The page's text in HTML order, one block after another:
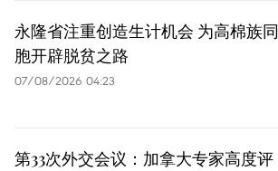
永隆省注重创造生计机会 为高棉族同
胞开辟脱贫之路
07/08/2026 04:23
第33次外交会议：加拿大专家高度评